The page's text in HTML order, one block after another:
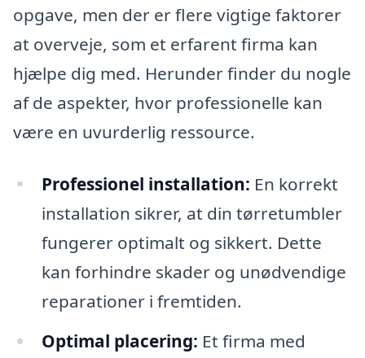
opgave, men der er flere vigtige faktorer
at overveje, som et erfarent firma kan
hjælpe dig med. Herunder finder du nogle
af de aspekter, hvor professionelle kan
være en uvurderlig ressource.
Professionel installation: En korrekt
installation sikrer, at din tørretumbler
fungerer optimalt og sikkert. Dette
kan forhindre skader og unødvendige
reparationer i fremtiden.
Optimal placering: Et firma med